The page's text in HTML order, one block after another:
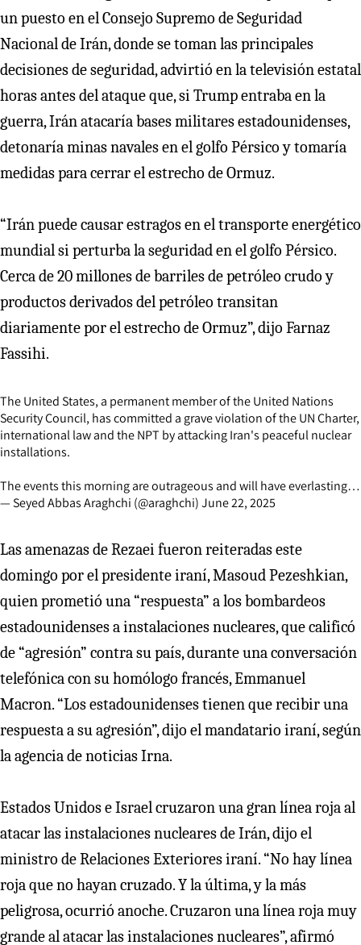
un puesto en el Consejo Supremo de Seguridad
Nacional de Irán, donde se toman las principales
decisiones de seguridad, advirtió en la televisión estatal
horas antes del ataque que, si Trump entraba en la
guerra, Irán atacaría bases militares estadounidenses,
detonaría minas navales en el golfo Pérsico y tomaría
medidas para cerrar el estrecho de Ormuz.
“Irán puede causar estragos en el transporte energético
mundial si perturba la seguridad en el golfo Pérsico.
Cerca de 20 millones de barriles de petróleo crudo y
productos derivados del petróleo transitan
diariamente por el estrecho de Ormuz”, dijo Farnaz
Fassihi.
The United States, a permanent member of the United Nations
Security Council, has committed a grave violation of the UN Charter,
international law and the NPT by attacking Iran's peaceful nuclear
installations.
The events this morning are outrageous and will have everlasting…
— Seyed Abbas Araghchi (@araghchi)June 22, 2025
Las amenazas de Rezaei fueron reiteradas este
domingo por el presidente iraní, Masoud Pezeshkian,
quien prometió una “respuesta” a los bombardeos
estadounidenses a instalaciones nucleares, que calificó
de “agresión” contra su país, durante una conversación
telefónica con su homólogo francés, Emmanuel
Macron. “Los estadounidenses tienen que recibir una
respuesta a su agresión”, dijo el mandatario iraní, según
la agencia de noticias Irna.
Estados Unidos e Israel cruzaron una gran línea roja al
atacar las instalaciones nucleares de Irán, dijo el
ministro de Relaciones Exteriores iraní. “No hay línea
roja que no hayan cruzado. Y la última, y la más
peligrosa, ocurrió anoche. Cruzaron una línea roja muy
grande al atacar las instalaciones nucleares”, afirmó